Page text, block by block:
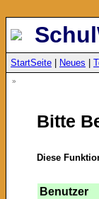
StartSeite Neues
»
Bitte
Diese
Benutzer